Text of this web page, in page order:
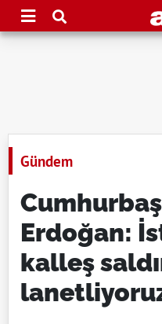
Gündem
Erdoğan:
kalleş